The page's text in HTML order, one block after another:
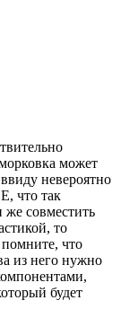
может
невероятно
что так
же совместить
то
помните, что
из него нужно
будет